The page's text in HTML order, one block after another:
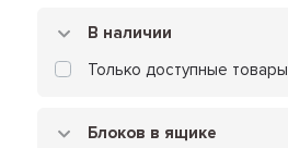
В наличии
Только доступные товары
Блоков в ящике